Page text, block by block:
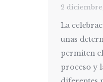
2
La
unas
permiten
proceso y